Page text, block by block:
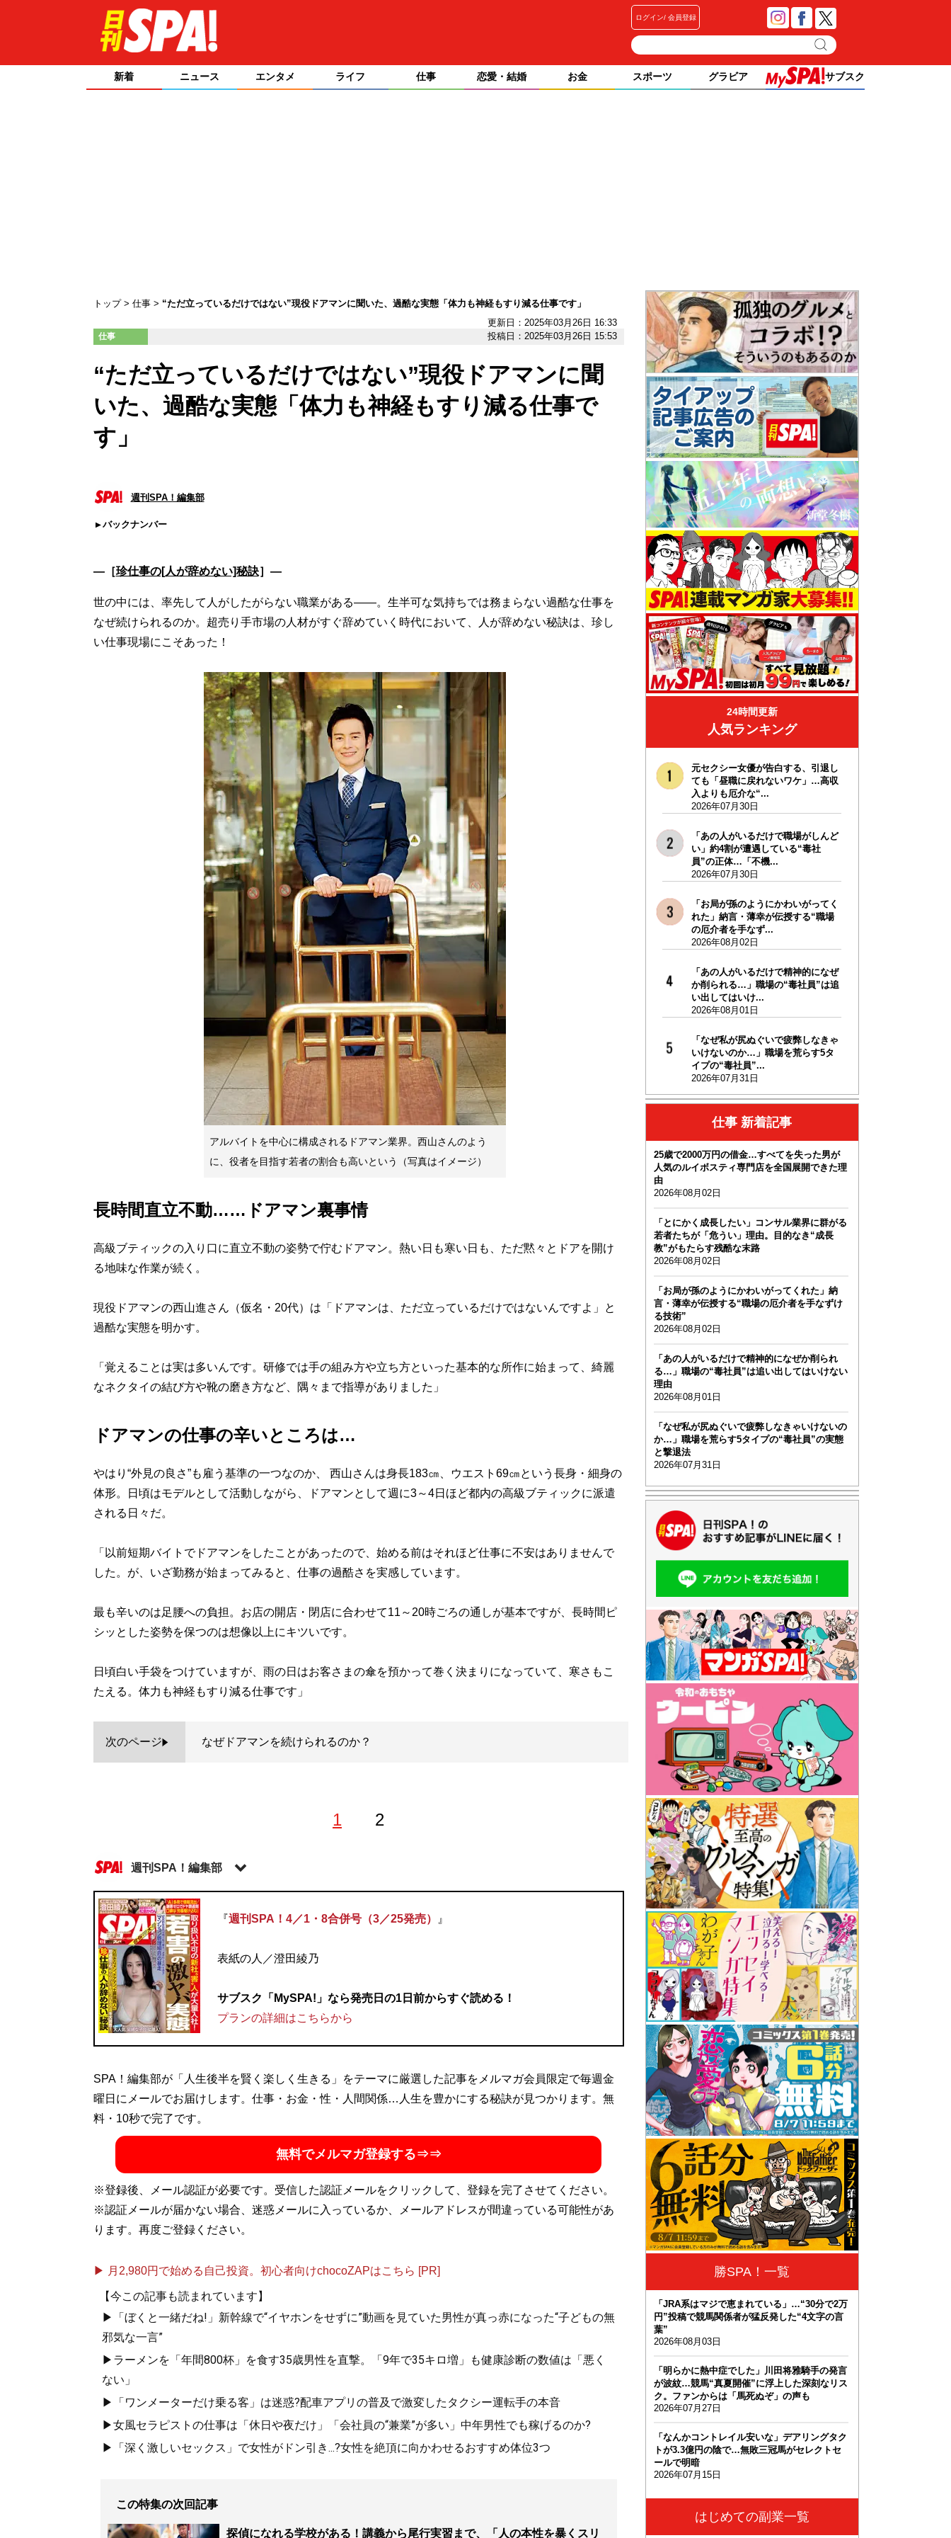
ログイン 会員登録
新着 ニュース エンタメ ライフ 仕事 恋愛・結婚 お金 スポーツ グラビア サブスク
トップ 仕事
“ただ立っているだけではない”現役ドアマンに聞いた、過酷な実態「体力も神経もすり減る仕事です」
更新日：2025年03月26日 16:33
仕事 投稿日：2025年03月26日 15:53
“ただ立っているだけではない”現役ドアマンに聞
いた、過酷な実態「体力も神経もすり減る仕事で
す」
週刊SPA！編集部
バックナンバー
―［珍仕事の[人が辞めない]秘訣］―
世の中には、率先して人がしたがらない職業がある――。生半可な気持ちでは務まらない過酷な仕事を
なぜ続けられるのか。超売り手市場の人材がすぐ辞めていく時代において、人が辞めない秘訣は、珍し
い仕事現場にこそあった！
アルバイトを中心に構成されるドアマン業界。西山さんのよう
に、役者を目指す若者の割合も高いという（写真はイメージ）
長時間直立不動……ドアマン裏事情
高級ブティックの入り口に直立不動の姿勢で佇むドアマン。熱い日も寒い日も、ただ黙々とドアを開け
る地味な作業が続く。
現役ドアマンの西山進さん（仮名・20代）は「ドアマンは、ただ立っているだけではないんですよ」と
過酷な実態を明かす。
「覚えることは実は多いんです。研修では手の組み方や立ち方といった基本的な所作に始まって、綺麗
なネクタイの結び方や靴の磨き方など、隅々まで指導がありました」
ドアマンの仕事の辛いところは…
やはり“外見の良さ”も雇う基準の一つなのか、 西山さんは身長183㎝、ウエスト69㎝という長身・細身の
体形。日頃はモデルとして活動しながら、ドアマンとして週に3～4日ほど都内の高級ブティックに派遣
される日々だ。
「以前短期バイトでドアマンをしたことがあったので、始める前はそれほど仕事に不安はありませんで
した。が、いざ勤務が始まってみると、仕事の過酷さを実感しています。
最も辛いのは足腰への負担。お店の開店・閉店に合わせて11～20時ごろの通しが基本ですが、長時間ピ
シッとした姿勢を保つのは想像以上にキツいです。
日頃白い手袋をつけていますが、雨の日はお客さまの傘を預かって巻く決まりになっていて、寒さもこ
たえる。体力も神経もすり減る仕事です」
次のページ なぜドアマンを続けられるのか？
1 2
週刊SPA！編集部
記事一覧へ 『週刊SPA！4／1・8合併号（3／25発売） 』
表紙の人／澄田綾乃
サブスク「MySPA!」なら発売日の1日前からすぐ読める！
プランの詳細はこちらから
SPA！編集部が「人生後半を賢く楽しく生きる」をテーマに厳選した記事をメルマガ会員限定で毎週金
曜日にメールでお届けします。仕事・お金・性・人間関係…人生を豊かにする秘訣が見つかります。無
料・10秒で完了です。
無料でメルマガ登録する⇒⇒
※登録後、メール認証が必要です。受信した認証メールをクリックして、登録を完了させてください。
※認証メールが届かない場合、迷惑メールに入っているか、メールアドレスが間違っている可能性があ
ります。再度ご登録ください。
▶ 月2,980円で始める自己投資。初心者向けchocoZAPはこちら [PR]
【今この記事も読まれています】
▶「ぼくと一緒だね!」新幹線で“イヤホンをせずに”動画を見ていた男性が真っ赤になった“子どもの無
邪気な一言”
▶ラーメンを「年間800杯」を食す35歳男性を直撃。「9年で35キロ増」も健康診断の数値は「悪く
ない」
▶「ワンメーターだけ乗る客」は迷惑?配車アプリの普及で激変したタクシー運転手の本音
▶女風セラピストの仕事は「休日や夜だけ」「会社員の“兼業”が多い」中年男性でも稼げるのか?
▶「深く激しいセックス」で女性がドン引き...?女性を絶頂に向かわせるおすすめ体位3つ
この特集の次回記事
探偵になれる学校がある！講義から尾行実習まで、「人の本性を暴くスリ
24時間更新
人気ランキング
元セクシー女優が告白する、引退し
ても「昼職に戻れないワケ」…高収
入よりも厄介な“...
2026年07月30日
「あの人がいるだけで職場がしんど
い」約4割が遭遇している“毒社
員”の正体…「不機...
2026年07月30日
「お局が孫のようにかわいがってく
れた」納言・薄幸が伝授する“職場
の厄介者を手なず...
2026年08月02日
「あの人がいるだけで精神的になぜ
か削られる…」職場の“毒社員”は追
い出してはいけ...
2026年08月01日
「なぜ私が尻ぬぐいで疲弊しなきゃ
いけないのか…」職場を荒らす5タ
イプの“毒社員”...
2026年07月31日
仕事 新着記事
25歳で2000万円の借金…すべてを失った男が
人気のルイボスティ専門店を全国展開できた理
由
2026年08月02日
「とにかく成長したい」コンサル業界に群がる
若者たちが「危うい」理由。目的なき“成長
教”がもたらす残酷な末路
2026年08月02日
「お局が孫のようにかわいがってくれた」納
言・薄幸が伝授する“職場の厄介者を手なずけ
る技術”
2026年08月02日
「あの人がいるだけで精神的になぜか削られ
る…」職場の“毒社員”は追い出してはいけない
理由
2026年08月01日
「なぜ私が尻ぬぐいで疲弊しなきゃいけないの
か…」職場を荒らす5タイプの“毒社員”の実態
と撃退法
2026年07月31日
勝SPA！一覧
「JRA系はマジで恵まれている」…“30分で2万
円”投稿で競馬関係者が猛反発した“4文字の言
葉”
2026年08月03日
「明らかに熱中症でした」川田将雅騎手の発言
が波紋…競馬“真夏開催”に浮上した深刻なリス
ク。ファンからは「馬死ぬぞ」の声も
2026年07月27日
「なんかコントレイル安いな」デアリングタク
トが3.3億円の陰で…無敗三冠馬がセレクトセ
ールで明暗
2026年07月15日
はじめての副業一覧